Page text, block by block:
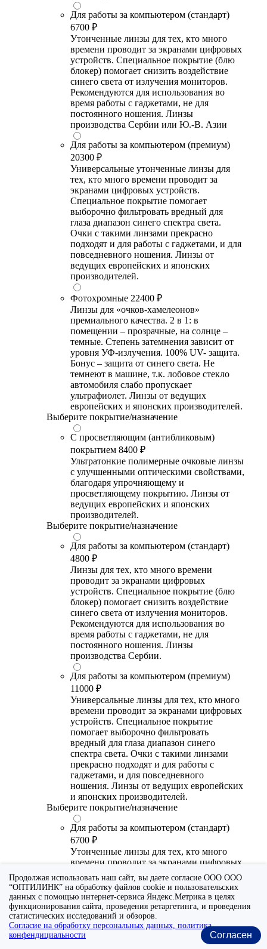
Для работы за компьютером (стандарт)
6700 ₽
Утонченные линзы для тех, кто много
времени проводит за экранами цифровых
устройств. Специальное покрытие (блю
блокер) помогает снизить воздействие
синего света от излучения мониторов.
Рекомендуются для использования во
время работы с гаджетами, не для
постоянного ношения. Линзы
производства Сербии или Ю.-В. Азии
Для работы за компьютером (премиум)
20300 ₽
Универсальные утонченные линзы для
тех, кто много времени проводит за
экранами цифровых устройств.
Специальное покрытие помогает
выборочно фильтровать вредный для
глаза диапазон синего спектра света.
Очки с такими линзами прекрасно
подходят и для работы с гаджетами, и для
повседневного ношения. Линзы от
ведущих европейских и японских
производителей.
Фотохромные 22400 ₽
Линзы для «очков-хамелеонов»
премиального качества. 2 в 1: в
помещении – прозрачные, на солнце –
темные. Степень затемнения зависит от
уровня УФ-излучения. 100% UV- защита.
Бонус – защита от синего света. Не
темнеют в машине, т.к. лобовое стекло
автомобиля слабо пропускает
ультрафиолет. Линзы от ведущих
европейских и японских производителей.
Выберите покрытие/назначение
С просветляющим (антибликовым)
покрытием 8400 ₽
Ультратонкие полимерные очковые линзы
с улучшенными оптическими свойствами,
благодаря упрочняющему и
просветляющему покрытию. Линзы от
ведущих европейских и японских
производителей.
Выберите покрытие/назначение
Для работы за компьютером (стандарт)
4800 ₽
Линзы для тех, кто много времени
проводит за экранами цифровых
устройств. Специальное покрытие (блю
блокер) помогает снизить воздействие
синего света от излучения мониторов.
Рекомендуются для использования во
время работы с гаджетами, не для
постоянного ношения. Линзы
производства Сербии.
Для работы за компьютером (премиум)
11000 ₽
Универсальные линзы для тех, кто много
времени проводит за экранами цифровых
устройств. Специальное покрытие
помогает выборочно фильтровать
вредный для глаза диапазон синего
спектра света. Очки с такими линзами
прекрасно подходят и для работы с
гаджетами, и для повседневного
ношения. Линзы от ведущих европейских
и японских производителей.
Выберите покрытие/назначение
Для работы за компьютером (стандарт)
6700 ₽
Утонченные линзы для тех, кто много
времени проводит за экранами цифровых
устройств. Специальное покрытие (блю
блокер) помогает снизить воздействие
синего света от излучения мониторов.
Рекомендуются для использования во
время работы с гаджетами, не для
постоянного ношения. Линзы
производства Сербии или Ю.-В. Азии.
Продолжая использовать наш сайт, вы даете согласие ООО ООО
“ОПТИЛИНК” на обработку файлов cookie и пользовательских
данных с помощью интернет-сервиса Яндекс.Метрика в целях
функционирования сайта, проведения ретаргетинга, и проведения
статистических исследований и обзоров.
Согласие на обработку персональных данных, политика
конфендициальности
Согласен